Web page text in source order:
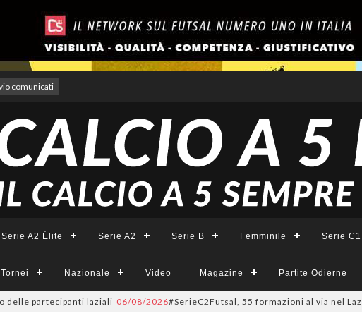
comunicati
Serie A2 Élite Serie A2 Serie B Femminile Serie C1
Tornei Nazionale Video Magazine Partite Odierne
laziali 06/08/2026#SerieC2Futsal, 55 formazioni al via nel Lazio: la